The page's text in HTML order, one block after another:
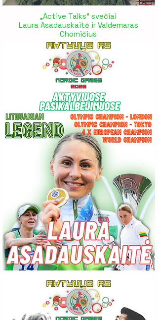
„Active Talks“ svečiai
Laura Asadauskaitė ir Valdemaras
Chomičius